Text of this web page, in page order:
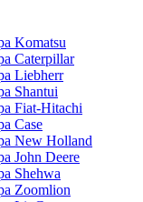
Komatsu
Caterpillar
Liebherr
Shantui
Fiat-Hitachi
Case
New Holland
John Deere
Shehwa
Zoomlion